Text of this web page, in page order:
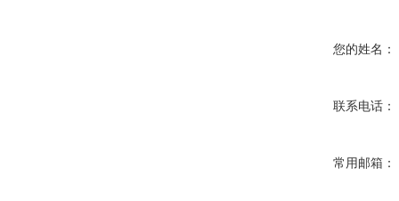
您的姓名：
联系电话：
常用邮箱：